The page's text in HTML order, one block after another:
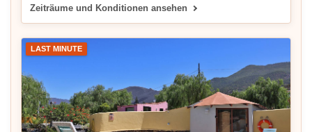
Zeiträume und Konditionen ansehen
LAST MINUTE